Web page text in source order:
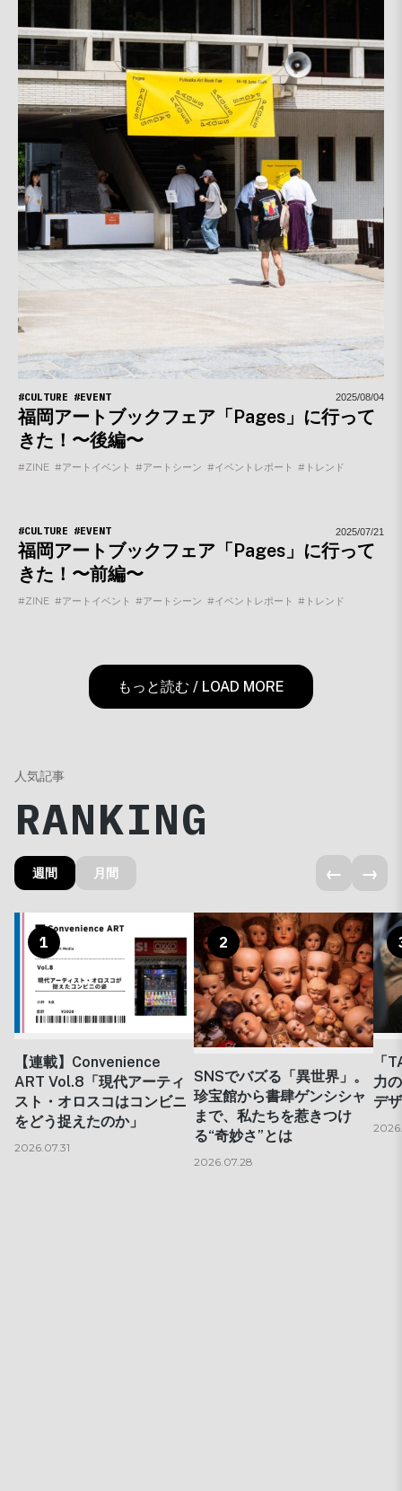
#CULTURE #EVENT
福岡アートブックフェア「Pages」に行って
きた！〜後編〜
#ZINE #アートイベント #アートシーン #イベントレポート #トレンド
2025/08/04
#CULTURE #EVENT
福岡アートブックフェア「Pages」に行って
きた！〜前編〜
#ZINE #アートイベント #アートシーン #イベントレポート #トレンド
2025/07/21
もっと読む / LOAD MORE
人気記事
RANKING
週間 月間 ← →
1
【連載】Convenience
ART Vol.8「現代アーティ
スト・オロスコはコンビニ
をどう捉えたのか」
2026.07.31
2
SNSでバズる「異世界」。
珍宝館から書肆ゲンシシャ
まで、私たちを惹きつけ
る“奇妙さ”とは
2026.07.28
「
力
デ